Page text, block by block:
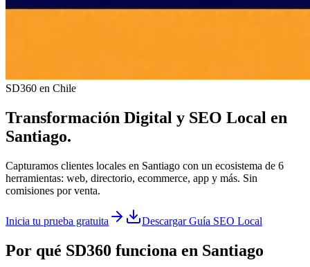
SD360 en Chile
Transformación Digital y SEO Local en
Santiago.
Capturamos clientes locales en Santiago con un ecosistema de 6
herramientas: web, directorio, ecommerce, app y más. Sin
comisiones por venta.
Inicia tu prueba gratuita Descargar Guía SEO Local
Por qué SD360 funciona en Santiago